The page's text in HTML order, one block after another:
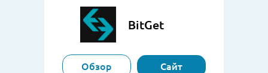
BitGet
Обзор Сайт